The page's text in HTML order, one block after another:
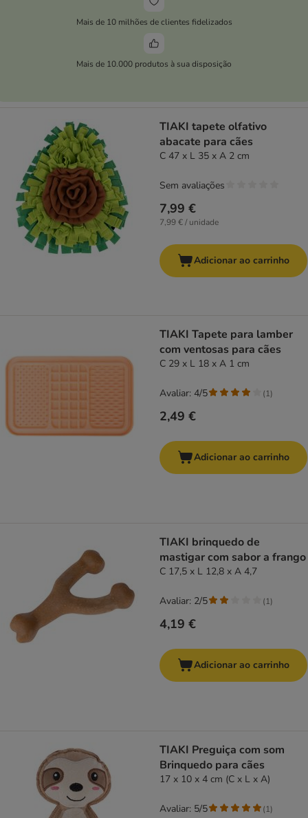
Mais de 10 milhões de clientes fidelizados
Mais de 10.000 produtos à sua disposição
TIAKI tapete olfativo
abacate para cães
C 47 x L 35 x A 2 cm
7,99 €
7,99 € / unidade
Sem avaliações
Adicionar ao carrinho
TIAKI Tapete para lamber
com ventosas para cães
C 29 x L 18 x A 1 cm
2,49 €
Avaliar: 4/5 (1)
Adicionar ao carrinho
TIAKI brinquedo de
mastigar com sabor a frango
C 17,5 x L 12,8 x A 4,7
4,19 €
Avaliar: 2/5 (1)
Adicionar ao carrinho
TIAKI Preguiça com som
Brinquedo para cães
17 x 10 x 4 cm (C x L x A)
Avaliar: 5/5 (1)